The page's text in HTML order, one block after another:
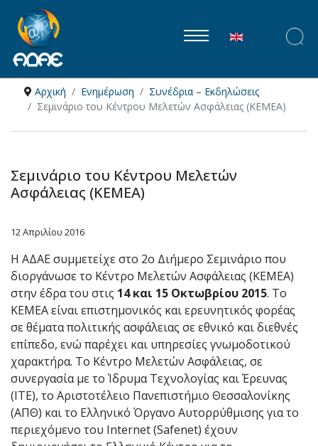
Επιλέξτε τη
Αρχική Ενημέρωση
Συνέδρια – Εκδηλώσεις
Σεμινάριο του Κέντρου Μελετών Ασφάλειας (ΚΕΜΕΑ)
Σεμινάριο του Κέντρου Μελετών
Ασφάλειας (ΚΕΜΕΑ)
12 Απριλίου 2016
Η ΑΔΑΕ συμμετείχε στο 2ο Διήμερο Σεμινάριο που
διοργάνωσε τo Κέντρο Μελετών Ασφάλειας (ΚΕΜΕΑ)
στην έδρα του στις 14 και 15 Οκτωβρίου 2015. Το
ΚΕΜΕΑ είναι επιστημονικός και ερευνητικός φορέας
σε θέματα πολιτικής ασφάλειας σε εθνικό και διεθνές
επίπεδο, ενώ παρέχει και υπηρεσίες γνωμοδοτικού
χαρακτήρα. Το Κέντρο Μελετών Ασφάλειας, σε
συνεργασία με το Ίδρυμα Τεχνολογίας και Έρευνας
(ΙΤΕ), το Αριστοτέλειο Πανεπιστήμιο Θεσσαλονίκης
(ΑΠΘ) και το Ελληνικό Όργανο Αυτορρύθμισης για το
περιεχόμενο του Internet (Safenet) έχουν